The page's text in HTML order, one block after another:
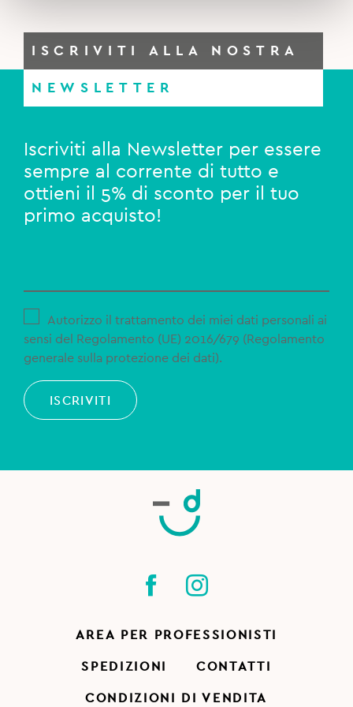
ISCRIVITI ALLA NOSTRA
NEWSLETTER
Iscriviti alla Newsletter per essere
sempre al corrente di tutto e
ottieni il 5% di sconto per il tuo
primo acquisto!
Autorizzo il trattamento dei miei dati personali ai
sensi del Regolamento (UE) 2016/679 (Regolamento
generale sulla protezione dei dati).
ISCRIVITI
AREA PER PROFESSIONISTI
SPEDIZIONI CONTATTI
CONDIZIONI DI VENDITA